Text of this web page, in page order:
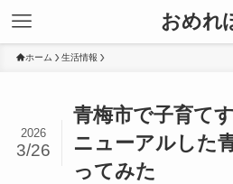
おめれ
ホーム 生活情報
青梅市で子育て
ニューアルした
ってみた
2026
3/26